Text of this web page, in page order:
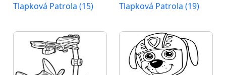
Tlapková Patrola (15) Tlapková Patrola (19)